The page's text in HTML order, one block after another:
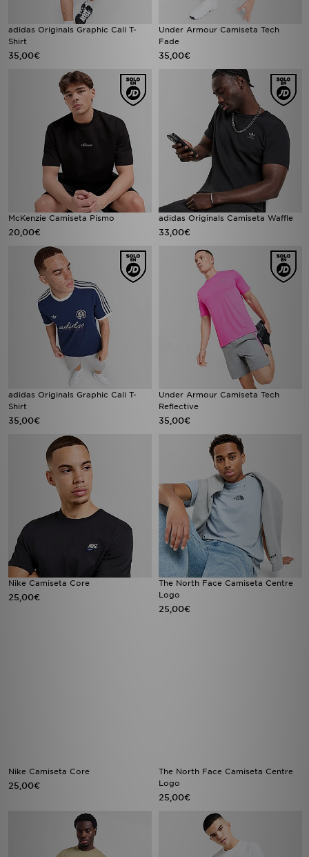
adidas Originals Graphic Cali T-
Shirt
35,00€
Under Armour Camiseta Tech
Fade
35,00€
McKenzie Camiseta Pismo
20,00€
adidas Originals Camiseta Waffle
33,00€
adidas Originals Graphic Cali T-
Shirt
35,00€
Under Armour Camiseta Tech
Reflective
35,00€
Nike Camiseta Core
25,00€
The North Face Camiseta Centre
Logo
25,00€
Nike Camiseta Core
25,00€
The North Face Camiseta Centre
Logo
25,00€